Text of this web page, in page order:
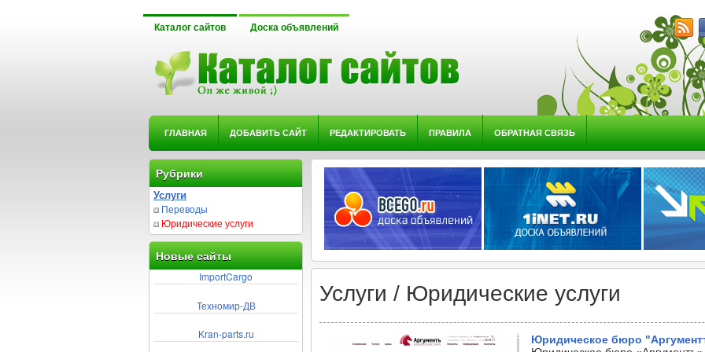
Каталог сайтов Доска объявлений
ГЛАВНАЯ ДОБАВИТЬ САЙТ РЕДАКТИРОВАТЬ ПРАВИЛА ОБРАТНАЯ СВЯЗЬ
Рубрики
Услуги
Переводы
Юридические услуги
Новые сайты
ImportCargo
Техномир-ДВ
Kran-parts.ru
Услуги / Юридические услуги
Юридическое бюро